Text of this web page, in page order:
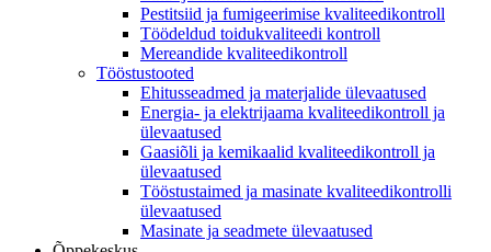
Pestitsiid ja fumigeerimise kvaliteedikontroll
Töödeldud toidukvaliteedi kontroll
Mereandide kvaliteedikontroll
Tööstustooted
Ehitusseadmed ja materjalide ülevaatused
Energia- ja elektrijaama kvaliteedikontroll ja
ülevaatused
Gaasiõli ja kemikaalid kvaliteedikontroll ja
ülevaatused
Tööstustaimed ja masinate kvaliteedikontrolli
ülevaatused
Masinate ja seadmete ülevaatused